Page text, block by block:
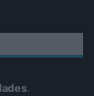
.